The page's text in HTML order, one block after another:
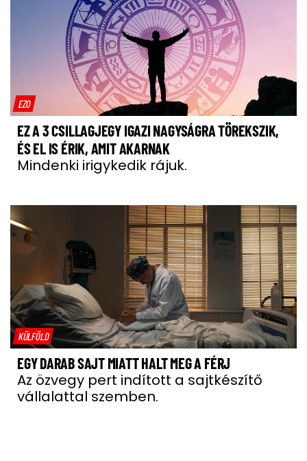
EZO
EZ A 3 CSILLAGJEGY IGAZI NAGYSÁGRA TÖREKSZIK,
ÉS EL IS ÉRIK, AMIT AKARNAK
Mindenki irigykedik rájuk.
KÜLFÖLD
EGY DARAB SAJT MIATT HALT MEG A FÉRJ
Az özvegy pert indított a sajtkészítő
vállalattal szemben.